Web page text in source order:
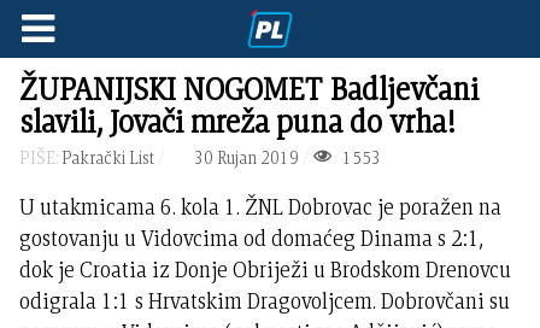
ŽUPANIJSKI NOGOMET Badljevčani
slavili, Jovači mreža puna do vrha!
PIŠE: Pakrački List 30 Rujan 2019 1553
U utakmicama 6. kola 1. ŽNL Dobrovac je poražen na
gostovanju u Vidovcima od domaćeg Dinama s 2:1,
dok je Croatia iz Donje Obriježi u Brodskom Drenovcu
odigrala 1:1 s Hrvatskim Dragovoljcem. Dobrovčani su